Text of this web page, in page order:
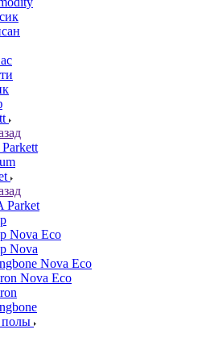
Parket
Nova Eco
Nova
Nova Eco
Nova Eco